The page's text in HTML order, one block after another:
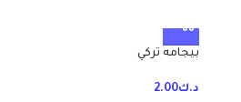
بيجامه تركي
د.ك2.00